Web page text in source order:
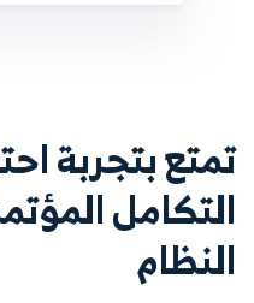
تمتع بتجربة
التكامل
النظام